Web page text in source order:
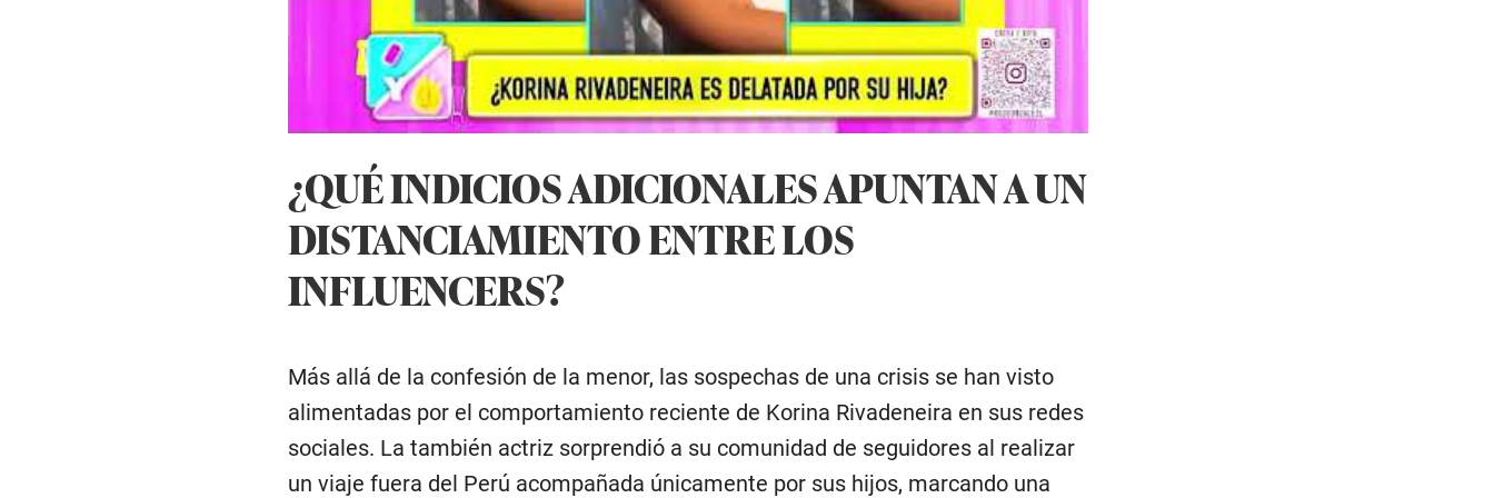
¿QUÉ INDICIOS ADICIONALES APUNTAN A UN
DISTANCIAMIENTO ENTRE LOS
INFLUENCERS?
Más allá de la confesión de la menor, las sospechas de una crisis se han visto
alimentadas por el comportamiento reciente de Korina Rivadeneira en sus redes
sociales. La también actriz sorprendió a su comunidad de seguidores al realizar
un viaje fuera del Perú acompañada únicamente por sus hijos, marcando una